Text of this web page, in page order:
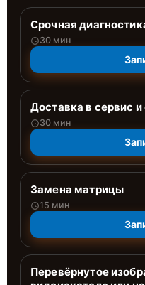
Срочная
30 мин
Доставка в сервис и
30 мин
Замена матрицы
15 мин
Перевёрнутое